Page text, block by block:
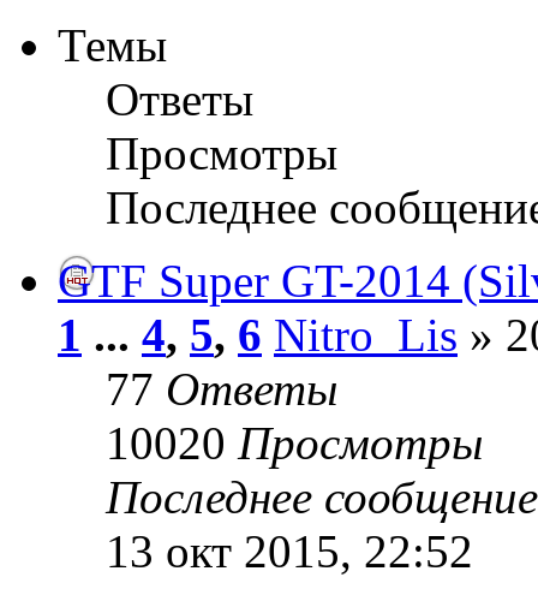
Темы
Ответы
Просмотры
Последнее
GTF Super GT-2014
1 ... 4, 5, 6 Nitro_Lis »
77 Ответы
10020 Просмотры
Последнее
13 окт 2015, 22:52